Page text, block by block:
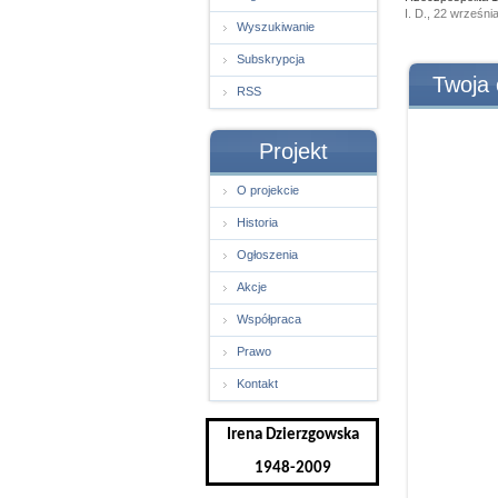
Wyszukiwanie
Subskrypcja
RSS
Projekt
O projekcie
Historia
Ogłoszenia
Akcje
Współpraca
Prawo
Kontakt
Irena Dzierzgowska
1948-2009
I. D., 22
Twoja